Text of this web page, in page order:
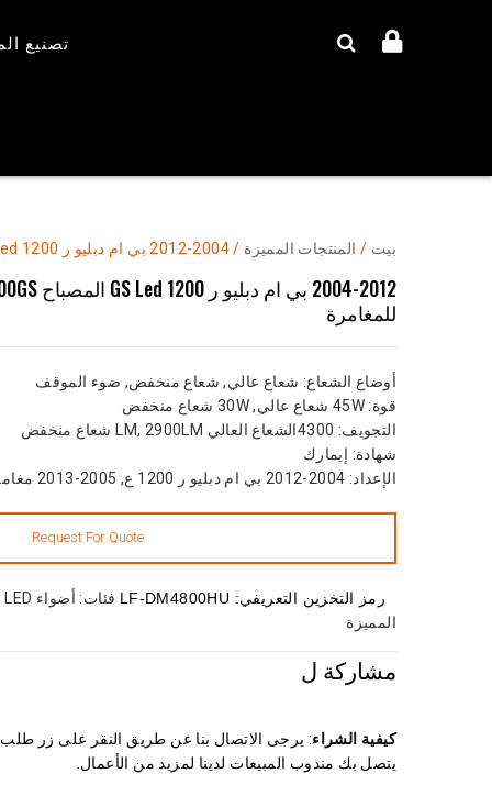
تصنيع
بيت / المنتجات المميزة / 2004-2012 بي ام دبليو ر 1200 GS Led المصباح R1200GS المصباح الأمامي للمغامرة
للمغامرة
أوضاع الشعاع: شعاع عالي, شعاع منخفض, ضوء الموقف
قوة: 45W شعاع عالي, 30W شعاع منخفض
التجويف: 4300الشعاع العالي LM, 2900LM شعاع منخفض
شهادة: إيمارك
الإعداد: 2004-2012 بي ام دبليو ر 1200 ع, 2005-2013 مغامرة بي ام دبليو R1200GS
رمز التخزين التعريفي: LF-DM4800HU فئات: أضواء LED للدراجات النارية BMW
المميزة
مشاركة ل
كيفية الشراء: يرجى الاتصال بنا عن طريق النقر على زر
يتصل بك مندوب المبيعات لدينا لمزيد من الأعمال.